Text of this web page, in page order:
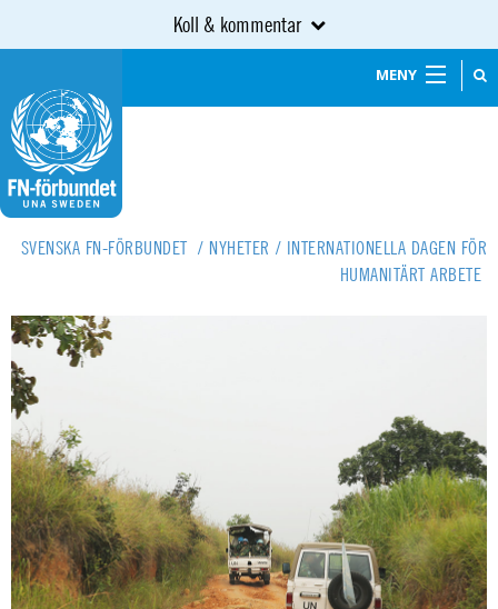
Koll & kommentar
MENY
SVENSKA FN-FÖRBUNDET / NYHETER / INTERNATIONELLA DAGEN FÖR
HUMANITÄRT ARBETE